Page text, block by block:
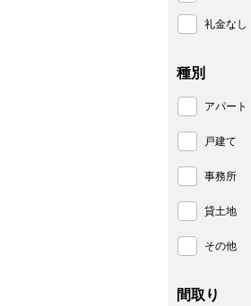
礼金なし
種別
アパート
戸建て
事務所
貸土地
その他
間取り